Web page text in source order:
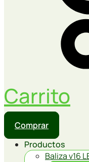
Carrito
Comprar
Productos
Baliza v16